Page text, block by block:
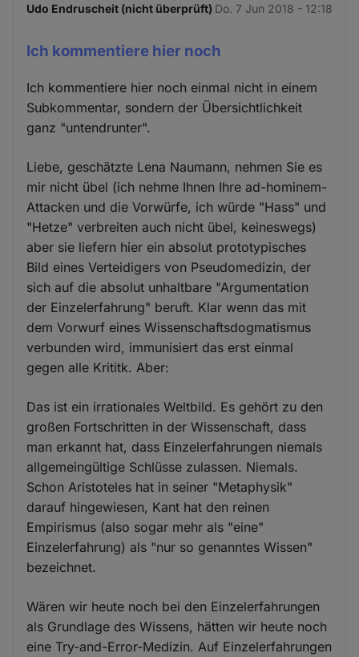
Udo Endruscheit (nicht überprüft) Do. 7 Jun 2018 - 12:18
Ich kommentiere hier noch
Ich kommentiere hier noch einmal nicht in einem
Subkommentar, sondern der Übersichtlichkeit
ganz "untendrunter".
Liebe, geschätzte Lena Naumann, nehmen Sie es
mir nicht übel (ich nehme Ihnen Ihre ad-hominem-
Attacken und die Vorwürfe, ich würde "Hass" und
"Hetze" verbreiten auch nicht übel, keineswegs)
aber sie liefern hier ein absolut prototypisches
Bild eines Verteidigers von Pseudomedizin, der
sich auf die absolut unhaltbare "Argumentation
der Einzelerfahrung" beruft. Klar wenn das mit
dem Vorwurf eines Wissenschaftsdogmatismus
verbunden wird, immunisiert das erst einmal
gegen alle Krititk. Aber:
Das ist ein irrationales Weltbild. Es gehört zu den
großen Fortschritten in der Wissenschaft, dass
man erkannt hat, dass Einzelerfahrungen niemals
allgemeingültige Schlüsse zulassen. Niemals.
Schon Aristoteles hat in seiner "Metaphysik"
darauf hingewiesen, Kant hat den reinen
Empirismus (also sogar mehr als "eine"
Einzelerfahrung) als "nur so genanntes Wissen"
bezeichnet.
Wären wir heute noch bei den Einzelerfahrungen
als Grundlage des Wissens, hätten wir heute noch
eine Try-and-Error-Medizin. Auf Einzelerfahrungen